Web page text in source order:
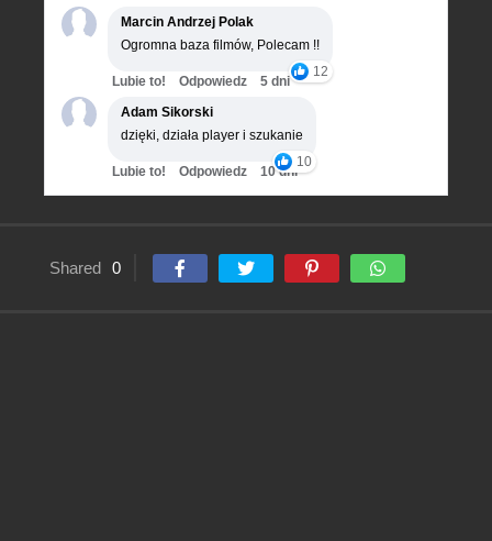
Marcin Andrzej Polak
Ogromna baza filmów, Polecam !!
12
Lubie to! Odpowiedz
5 dni
Adam Sikorski
dzięki, działa player i szukanie
10
Lubie to! Odpowiedz 10 dni
Shared 0